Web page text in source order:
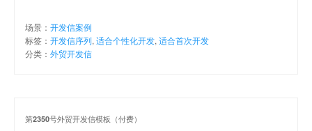
场景： 开发信案例
标签： 开发信序列, 适合个性化开发, 适合首次开发
分类： 外贸开发信
第2350号外贸开发信模板（付费）